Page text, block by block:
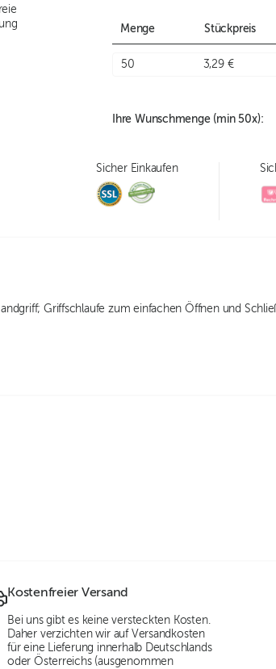
Menge Stückpreis
50 3,29 €
Ihre Wunschmenge (min50x):
Sicher Einkaufen
Griffschlaufe zum einfachen Öffnen und
Kostenfreier Versand
Bei uns gibt es keine versteckten Kosten.
Daher verzichten wir auf Versandkosten
für eine Lieferung innerhalb Deutschlands
oder Österreichs (ausgenommen